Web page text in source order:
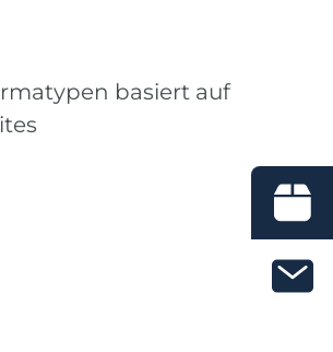
basiert auf